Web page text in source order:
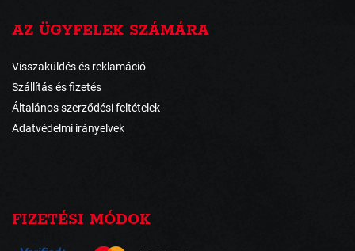
AZ ÜGYFELEK SZÁMÁRA
Visszaküldés és reklamáció
Szállítás és fizetés
Általános szerződési feltételek
Adatvédelmi irányelvek
FIZETÉSI MÓDOK